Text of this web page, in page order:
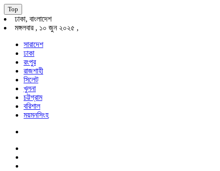
Top
ঢাকা, বাংলাদেশ
মঙ্গলবার , ১০ জুন ২০২৫ ,
সারাদেশ
ঢাকা
রংপুর
রাজশাহী
সিলেট
খুলনা
চট্টগ্রাম
বরিশাল
ময়মনসিংহ